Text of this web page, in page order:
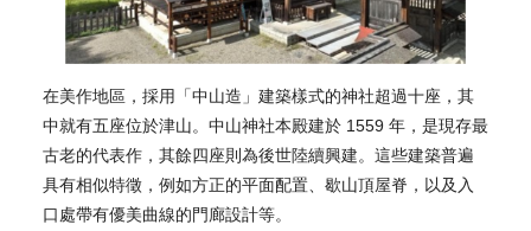
在美作地區，採用「中山造」建築樣式的神社超過十座，其
中就有五座位於津山。中山神社本殿建於 1559 年，是現存最
古老的代表作，其餘四座則為後世陸續興建。這些建築普遍
具有相似特徵，例如方正的平面配置、歇山頂屋脊，以及入
口處帶有優美曲線的門廊設計等。